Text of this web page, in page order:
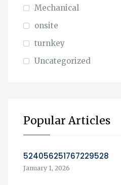
Mechanical
onsite
turnkey
Uncategorized
Popular Articles
524056251767229528
January 1, 2026